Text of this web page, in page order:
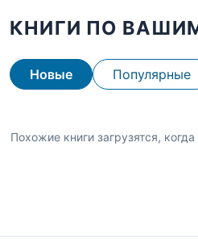
КНИГИ ПО
Новые Популярные
Похожие книги загрузятся,